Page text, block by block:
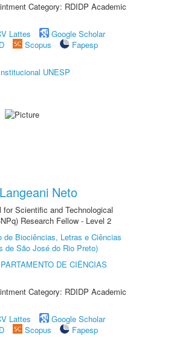
Category: RDIDP Academic
Lattes
Google Scholar
Scopus
Fapesp
UNESP
Neto
for Scientific and Technological
Research Fellow - Level 2
de Biociências, Letras e Ciências
de São José do Rio Preto)
DE CIÊNCIAS
Category: RDIDP Academic
Lattes
Google Scholar
Scopus
Fapesp